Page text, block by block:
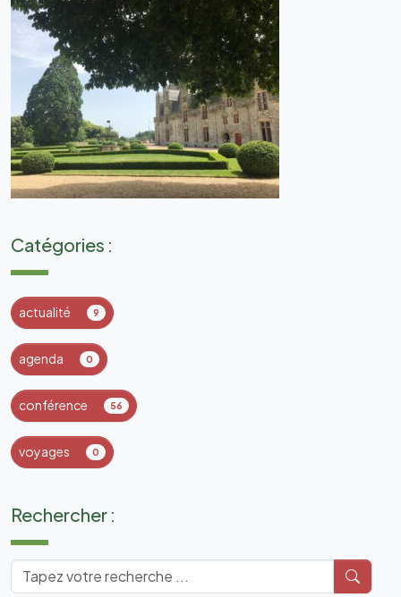
Rechercher :
Catégories :
actualité 9
agenda 0
conférence 56
voyages 0